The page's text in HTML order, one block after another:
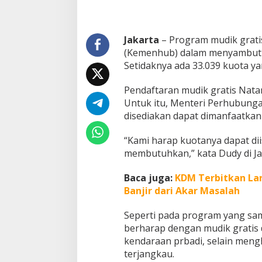
N
a
t
a
u
2
0
/
2
2
6
Jakarta – Program mudik
(Kemenhub) dalam
Setidaknya ada 33.039 kuota
Pendaftaran mudik gratis
Untuk itu, Menteri
disediakan dapat
“Kami harap kuotanya dapat
membutuhkan,” kata Dudy di
Baca juga: KDM Terbitkan
Banjir dari Akar Masalah
Seperti pada program yang
berharap dengan mudik
kendaraan prbadi, selain
terjangkau.